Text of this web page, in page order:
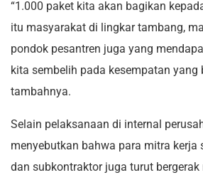
“1.000 paket kita akan bagikan
itu masyarakat di lingkar tambang,
pondok pesantren juga yang
kita sembelih pada kesempatan yang
tambahnya.
Selain pelaksanaan di internal
menyebutkan bahwa para mitra kerja
dan subkontraktor juga turut